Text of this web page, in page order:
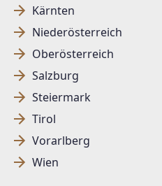
Kärnten
Niederösterreich
Oberösterreich
Salzburg
Steiermark
Tirol
Vorarlberg
Wien